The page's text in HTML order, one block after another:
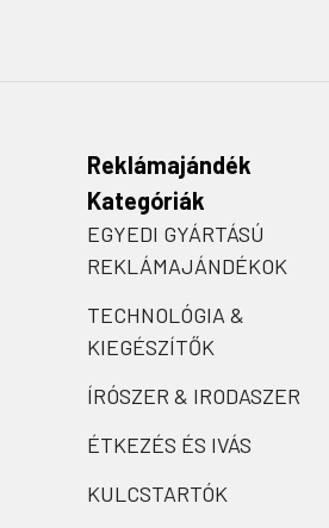
Reklámajándék
Kategóriák
EGYEDI GYÁRTÁSÚ
REKLÁMAJÁNDÉKOK
TECHNOLÓGIA &
KIEGÉSZÍTŐK
ÍRÓSZER & IRODASZER
ÉTKEZÉS ÉS IVÁS
KULCSTARTÓK